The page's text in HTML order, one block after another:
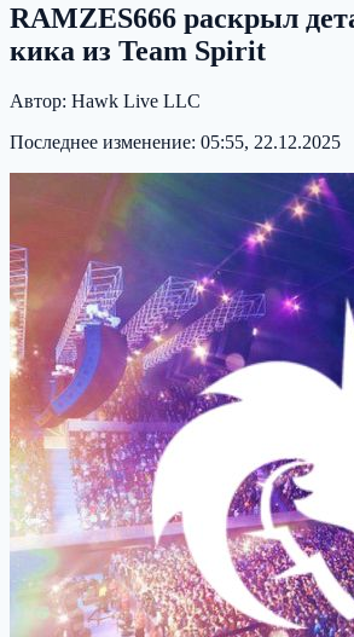
RAMZES666 раскрыл
кика из Team Spirit
Автор: Hawk Live LLC
Последнее изменение: 05:55, 22.12.2025